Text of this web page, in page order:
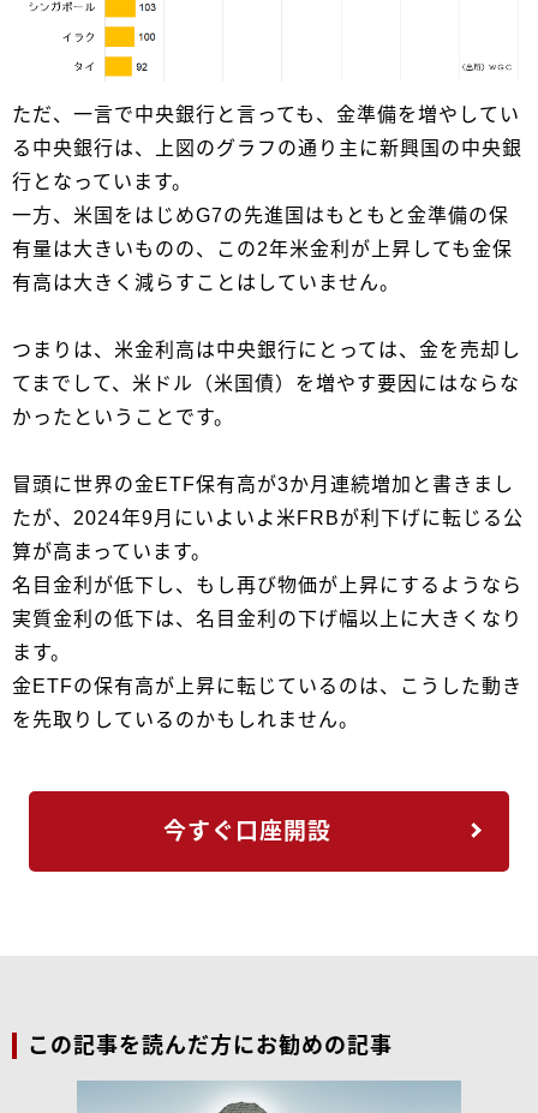
ただ、一言で中央銀行と言っても、金準備を増やしてい
る中央銀行は、上図のグラフの通り主に新興国の中央銀
行となっています。
一方、米国をはじめG7の先進国はもともと金準備の保
有量は大きいものの、この2年米金利が上昇しても金保
有高は大きく減らすことはしていません。
つまりは、米金利高は中央銀行にとっては、金を売却し
てまでして、米ドル（米国債）を増やす要因にはならな
かったということです。
冒頭に世界の金ETF保有高が3か月連続増加と書きまし
たが、2024年9月にいよいよ米FRBが利下げに転じる公
算が高まっています。
名目金利が低下し、もし再び物価が上昇にするようなら
実質金利の低下は、名目金利の下げ幅以上に大きくなり
ます。
金ETFの保有高が上昇に転じているのは、こうした動き
を先取りしているのかもしれません。
今すぐ口座開設
この記事を読んだ方にお勧めの記事